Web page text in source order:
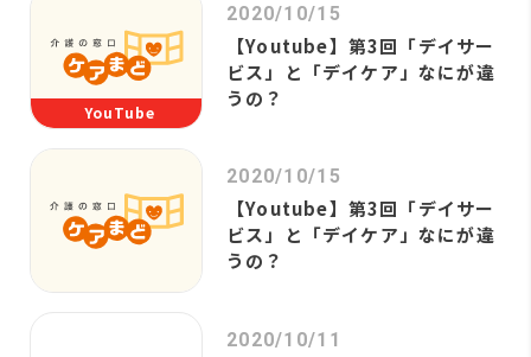
YouTube
2020/10/15
【Youtube】第3回「デイサー
ビス」と「デイケア」なにが違
うの？
2020/10/15
【Youtube】第3回「デイサー
ビス」と「デイケア」なにが違
うの？
2020/10/11